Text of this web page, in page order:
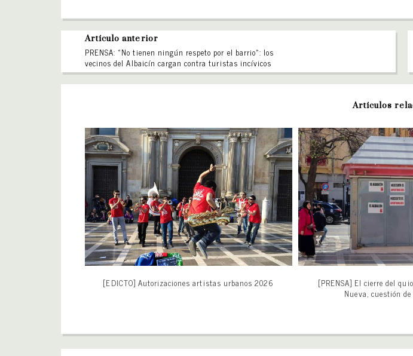
Artículo anterior
PRENSA: «No tienen ningún respeto por el barrio»: los
vecinos del Albaicín cargan contra turistas incívicos
Artículos
[EDICTO] Autorizaciones artistas urbanos 2026
[PRENSA] El cierre del
Nueva, cuestión